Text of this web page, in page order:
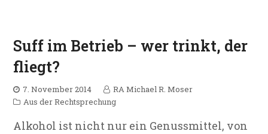
Suff im Betrieb – wer trinkt, der
fliegt?
7. November 2014
RA Michael R. Moser
Aus der Rechtsprechung
Alkohol ist nicht nur ein Genussmittel, von